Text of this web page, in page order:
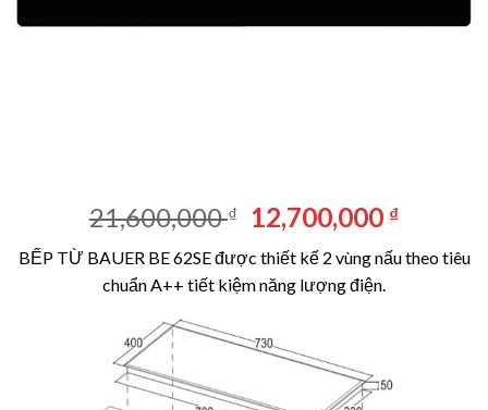
21,600,000₫
Giá
gốc
là:
21,600,000 ₫.
12,700,000 ₫Giá
tại
BẾP TỪ BAUER BE 62SE được thiết kế 2 vùng nấu theo tiêu
chuẩn A++ tiết kiệm năng lượng điện.